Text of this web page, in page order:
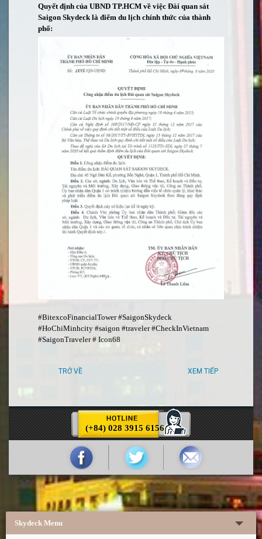
(+84) 028 3915 6156
Quyết định của UBND TP.HCM về việc Đài quan sát
Saigon Skydeck là điểm du lịch chính thức của thành
phố:
#BitexcoFinancialTower #SaigonSkydeck
#HoChiMinhcity #saigon #traveler #CheckInVietnam
#SaigonTraveler # Icon68
TRỞ VỀ XEM TIẾP
Skydeck Menu